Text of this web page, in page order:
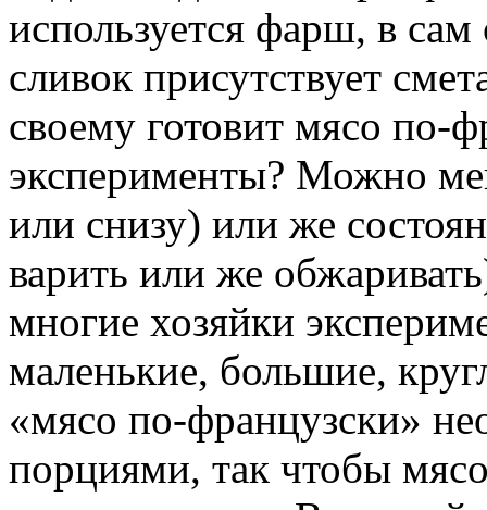
используется фарш, в сам
сливок присутствует
своему готовит мясо по-
эксперименты? Можно
или снизу) или же
варить или же
многие хозяйки
маленькие, большие,
«мясо по-французски»
порциями, так чтобы